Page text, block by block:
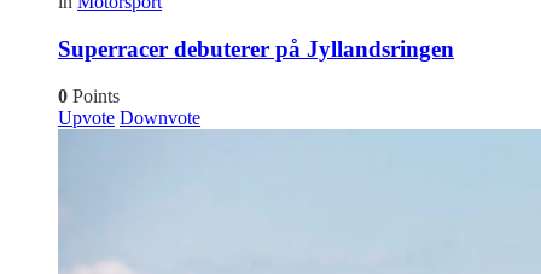
Superracer debuterer på Jyllandsringen
0 Points
Upvote Downvote